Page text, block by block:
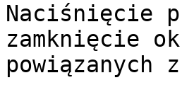
Naciśnięcie
zamknięcie
powiązanych